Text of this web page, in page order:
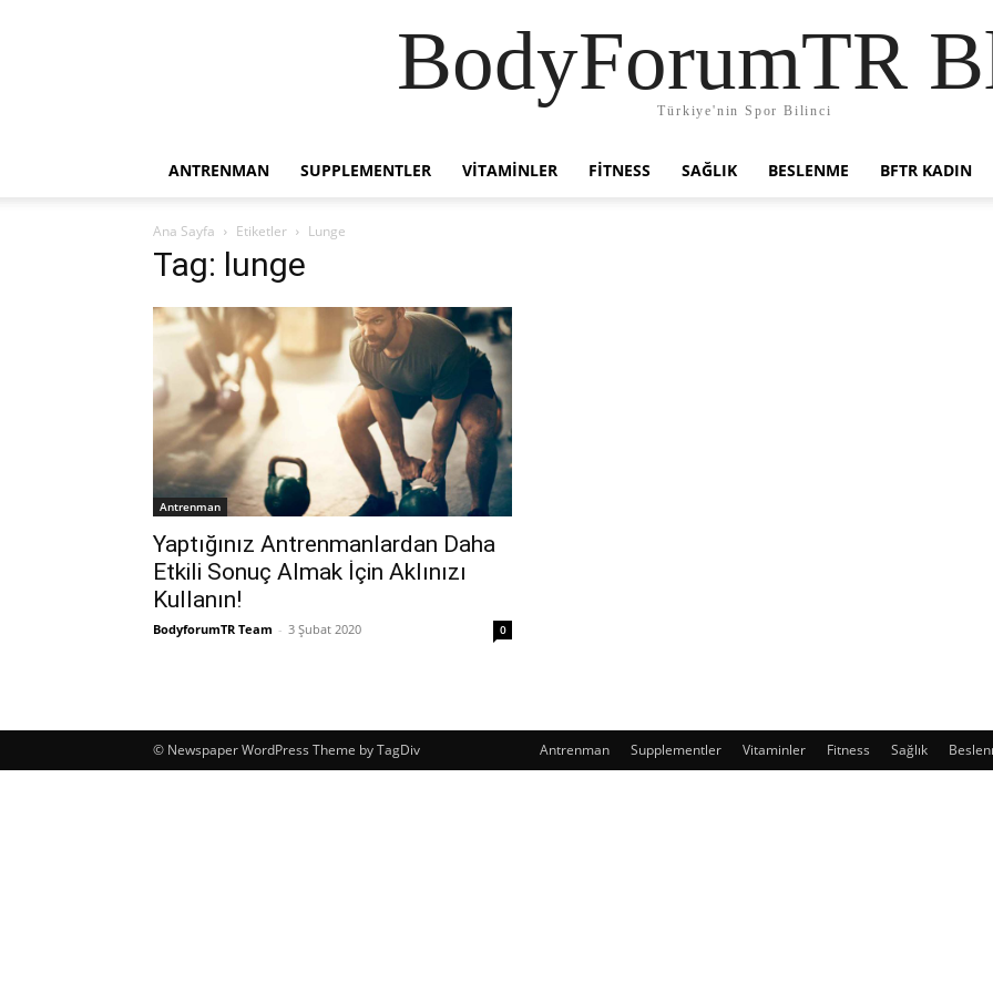
BodyForumTR
Türkiye'nin Spor Bilinci
ANTRENMAN SUPPLEMENTLER VITAMINLER FITNESS SAĞLIK BESLENME BFTR KADIN
Ana Sayfa Etiketler Lunge
Tag: lunge
Antrenman
Yaptığınız Antrenmanlardan Daha
Etkili Sonuç Almak İçin Aklınızı
Kullanın!
BodyforumTR Team - 3 Şubat 2020 0
Antrenman Supplementler Vitaminler Fitness Sağlık
© Newspaper WordPress Theme by TagDiv